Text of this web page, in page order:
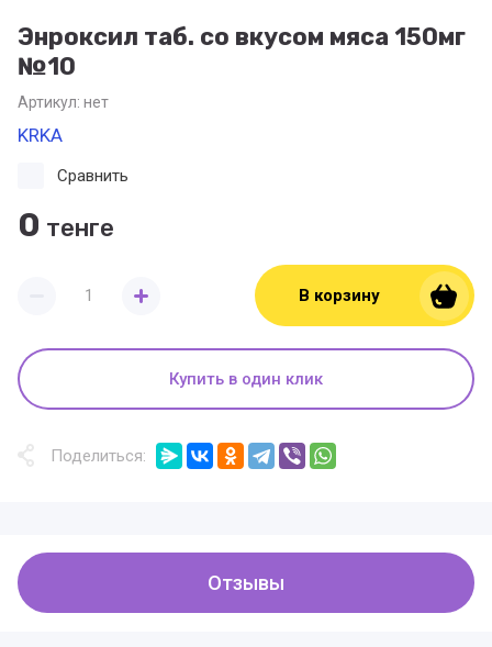
Энроксил таб. со вкусом мяса 150мг
№10
Артикул: нет
KRKA
0 тенге
Сравнить
В корзину
Купить в один клик
Поделиться:
Отзывы